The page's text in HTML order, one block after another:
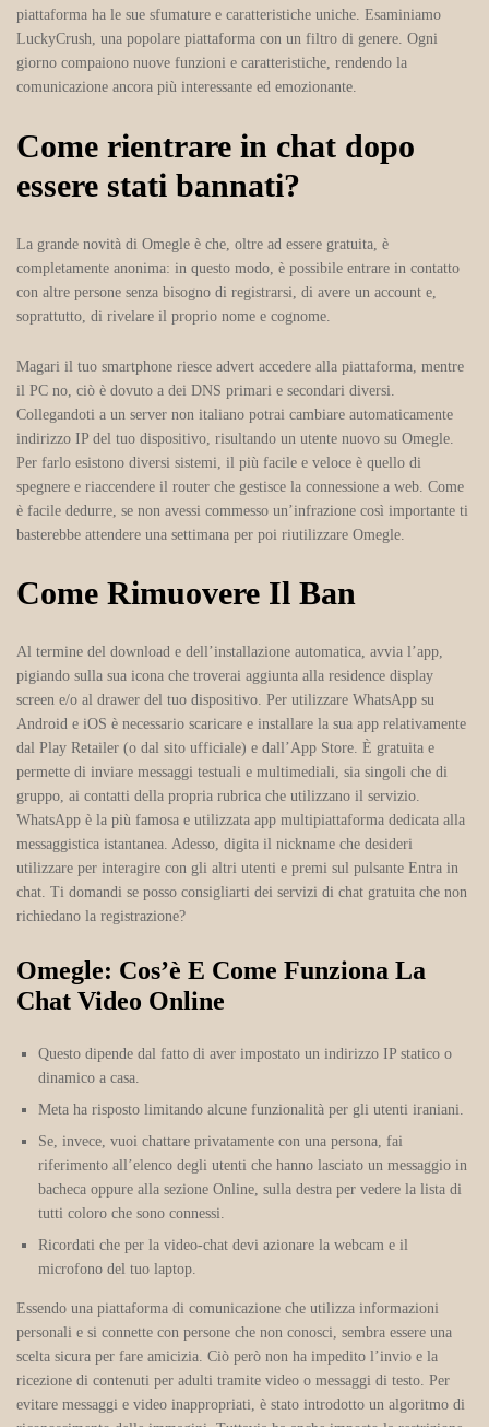
piattaforma ha le sue sfumature e caratteristiche uniche. Esaminiamo
LuckyCrush, una popolare piattaforma con un filtro di genere. Ogni
giorno compaiono nuove funzioni e caratteristiche, rendendo la
comunicazione ancora più interessante ed emozionante.
Come rientrare in chat dopo
essere stati bannati?
La grande novità di Omegle è che, oltre ad essere gratuita, è
completamente anonima: in questo modo, è possibile entrare in contatto
con altre persone senza bisogno di registrarsi, di avere un account e,
soprattutto, di rivelare il proprio nome e cognome.
Magari il tuo smartphone riesce advert accedere alla piattaforma, mentre
il PC no, ciò è dovuto a dei DNS primari e secondari diversi.
Collegandoti a un server non italiano potrai cambiare automaticamente
indirizzo IP del tuo dispositivo, risultando un utente nuovo su Omegle.
Per farlo esistono diversi sistemi, il più facile e veloce è quello di
spegnere e riaccendere il router che gestisce la connessione a web. Come
è facile dedurre, se non avessi commesso un’infrazione così importante ti
basterebbe attendere una settimana per poi riutilizzare Omegle.
Come Rimuovere Il Ban
Al termine del download e dell’installazione automatica, avvia l’app,
pigiando sulla sua icona che troverai aggiunta alla residence display
screen e/o al drawer del tuo dispositivo. Per utilizzare WhatsApp su
Android e iOS è necessario scaricare e installare la sua app relativamente
dal Play Retailer (o dal sito ufficiale) e dall’App Store. È gratuita e
permette di inviare messaggi testuali e multimediali, sia singoli che di
gruppo, ai contatti della propria rubrica che utilizzano il servizio.
WhatsApp è la più famosa e utilizzata app multipiattaforma dedicata alla
messaggistica istantanea. Adesso, digita il nickname che desideri
utilizzare per interagire con gli altri utenti e premi sul pulsante Entra in
chat. Ti domandi se posso consigliarti dei servizi di chat gratuita che non
richiedano la registrazione?
Omegle: Cos’è E Come Funziona La
Chat Video Online
Questo dipende dal fatto di aver impostato un indirizzo IP statico o
dinamico a casa.
Meta ha risposto limitando alcune funzionalità per gli utenti iraniani.
Se, invece, vuoi chattare privatamente con una persona, fai
riferimento all’elenco degli utenti che hanno lasciato un messaggio in
bacheca oppure alla sezione Online, sulla destra per vedere la lista di
tutti coloro che sono connessi.
Ricordati che per la video-chat devi azionare la webcam e il
microfono del tuo laptop.
Essendo una piattaforma di comunicazione che utilizza informazioni
personali e si connette con persone che non conosci, sembra essere una
scelta sicura per fare amicizia. Ciò però non ha impedito l’invio e la
ricezione di contenuti per adulti tramite video o messaggi di testo. Per
evitare messaggi e video inappropriati, è stato introdotto un algoritmo di